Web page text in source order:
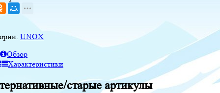
UNOX
Обзор
Характеристики
старые артикулы